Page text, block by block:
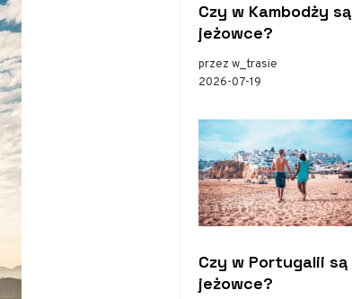
Czy w Kambodży są
jeżowce?
przez w_trasie
2026-07-19
Czy w Portugalii są
jeżowce?